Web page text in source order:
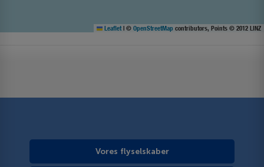
Leaflet | © OpenStreetMap contributors, Points © 2012 LINZ
Vores flyselskaber